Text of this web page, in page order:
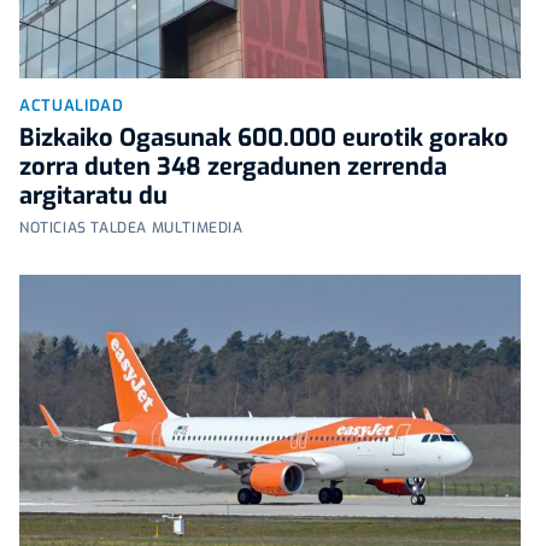
ACTUALIDAD
Bizkaiko Ogasunak 600.000 eurotik gorako
zorra duten 348 zergadunen zerrenda
argitaratu du
NOTICIAS TALDEA MULTIMEDIA